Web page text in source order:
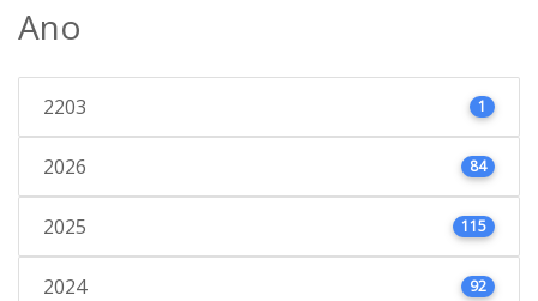
Ano
2203 1
2026 84
2025 115
2024 92